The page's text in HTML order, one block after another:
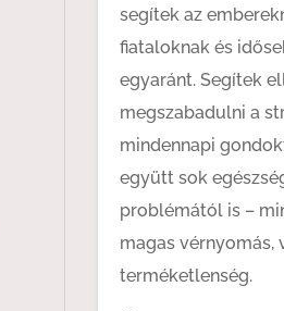
segítek az
fiataloknak és
egyaránt. Segítek
megszabadulni a
mindennapi
együtt sok
problémától is –
magas vérnyomás,
terméketlenség.